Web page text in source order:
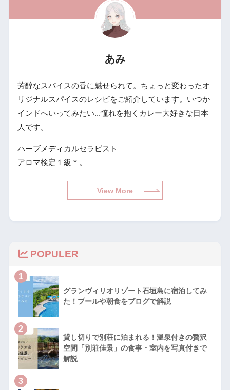
あみ
芳醇なスパイスの香に魅せられて。ちょっと変わったオ
リジナルスパイスのレシピをご紹介しています。いつか
インドへいってみたい...憧れを抱くカレー大好きな日本
人です。
ハーブメディカルセラピスト
アロマ検定１級＊。
View More
POPULER
1
グランヴィリオリゾート石垣島に宿泊してみ
た！プールや朝食をブログで解説
2
貸し切りで別荘に泊まれる！温泉付きの贅沢
空間「別荘佳景」の食事・室内を写真付きで
解説
3